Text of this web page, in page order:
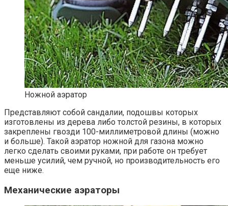
Ножной аэратор
Представляют собой сандалии, подошвы которых
изготовлены из дерева либо толстой резины, в которых
закреплены гвозди 100-миллиметровой длины (можно
и больше). Такой аэратор ножной для газона можно
легко сделать своими руками, при работе он требует
меньше усилий, чем ручной, но производительность его
еще ниже.
Механические аэраторы